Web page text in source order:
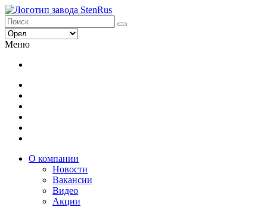
Меню
О компании
Новости
Вакансии
Видео
Акции